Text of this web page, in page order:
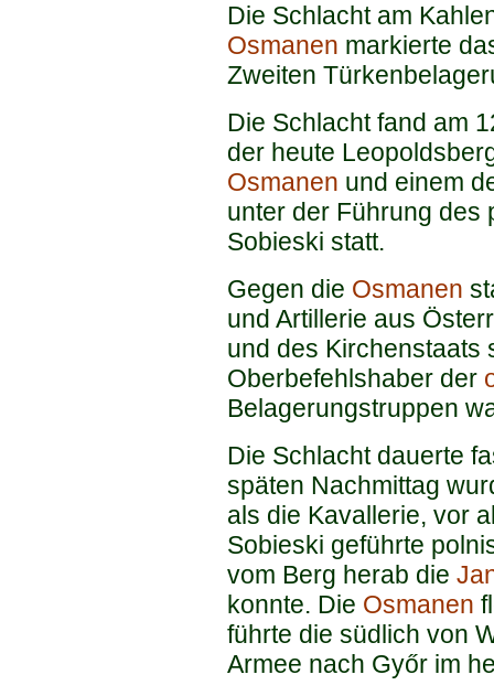
Die Schlacht am
Osmanen markierte
Zweiten
Die Schlacht fand am
der heute
Osmanen und einem
unter der Führung des
Sobieski statt.
Gegen die Osmanen
und Artillerie aus
und des Kirchenstaats
Oberbefehlshaber der
Belagerungstruppen
Die Schlacht dauerte
späten Nachmittag
als die Kavallerie, vor
Sobieski geführte
vom Berg herab die
konnte. Die Osmanen
führte die südlich von
Armee nach Győr im